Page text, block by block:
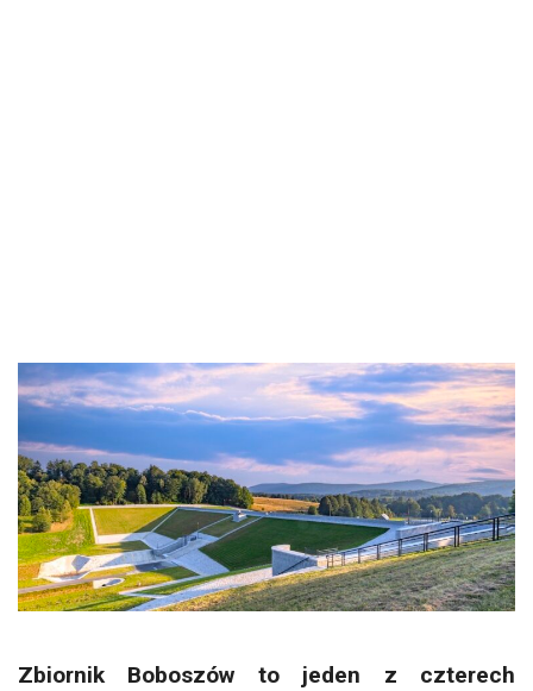
Zbiornik Boboszów to jeden z czterech